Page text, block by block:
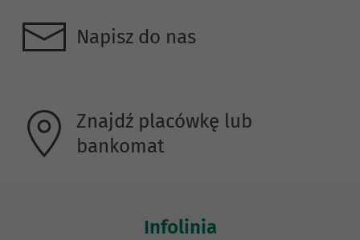
Napisz do nas
Znajdź placówkę lub
bankomat
Infolinia